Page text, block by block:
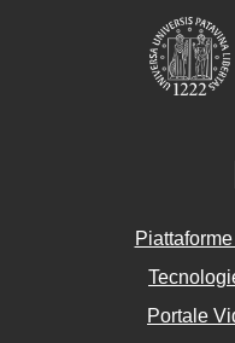
Portale